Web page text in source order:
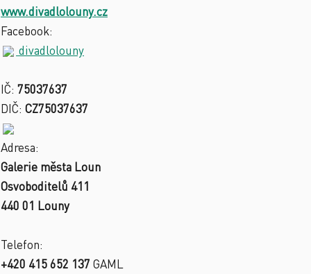
www.divadlolouny.cz
Facebook:
divadlolouny
IČ: 75037637
DIČ: CZ75037637
Adresa:
Galerie města Loun
Osvoboditelů 411
440 01 Louny
Telefon:
+420 415 652 137 GAML